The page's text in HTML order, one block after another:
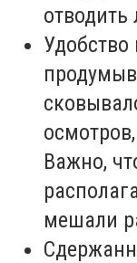
Важно,
мешали